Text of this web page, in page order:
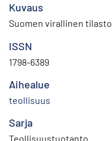
Kuvaus
Suomen virallinen tilasto
ISSN
1798-6389
Aihealue
teollisuus
Sarja
Teollisuustuotanto